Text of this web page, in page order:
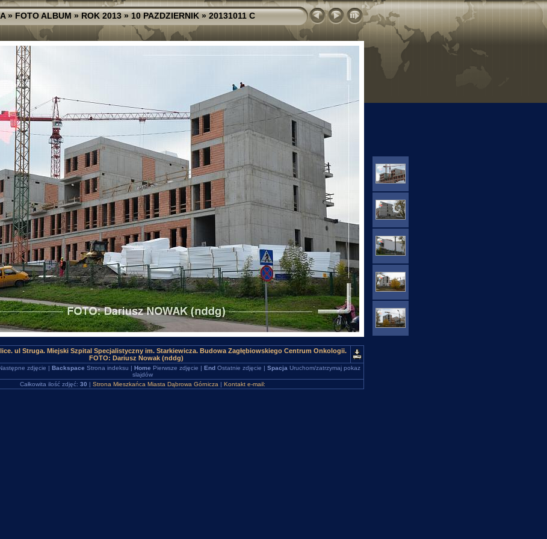
»FOTO ALBUM»ROK 2013»10 PAZDZIERNIK»20131011 C
ul Struga. Miejski Szpital Specjalistyczny im. Starkiewicza. Budowa Zagłębiowskiego Centrum Onkologii.
FOTO: Dariusz Nowak (nddg)
zdjęcie | Backspace Strona indeksu | Home Pierwsze zdjęcie | EndOstatnie zdjęcie | Spacja Uruchom/zatrzymaj pokaz
slajdów
Całkowita ilość zdjęć: 30 | Strona Mieszkańca Miasta Dąbrowa Górnicza | Kontakt e-mail: